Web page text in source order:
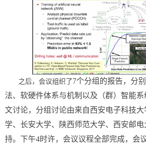
之后，会议组织了 7个分组的报告，分
法、软硬件体系与机制以及（群）智能
文讨论，分组讨论由来自西安电子科技
学、长安大学、陕西师范大学、西安邮
持。下午4时许，会议议程全部完成，会